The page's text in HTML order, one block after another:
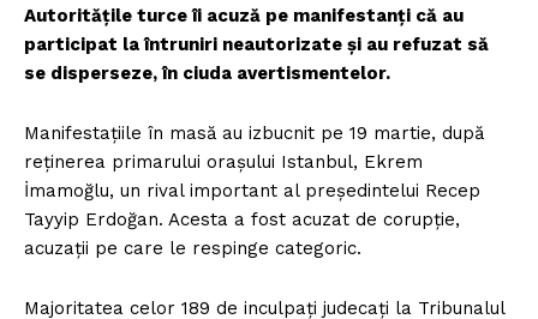
Autoritățile turce îi acuză pe manifestanți că au
participat la întruniri neautorizate și au refuzat să
se disperseze, în ciuda avertismentelor.
Manifestațiile în masă au izbucnit pe 19 martie, după
reținerea primarului orașului Istanbul, Ekrem
İmamoğlu, un rival important al președintelui Recep
Tayyip Erdoğan. Acesta a fost acuzat de corupție,
acuzații pe care le respinge categoric.
Majoritatea celor 189 de inculpați judecați la Tribunalul